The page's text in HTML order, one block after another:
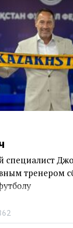
специалист
тренером